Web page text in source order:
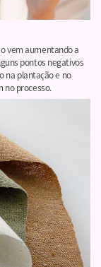
vem aumentando a
pontos negativos
na plantação e no
no processo.